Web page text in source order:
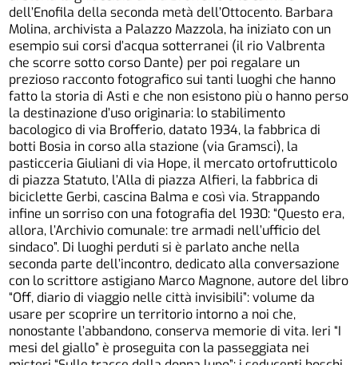
dell’Enofila della seconda metà dell’Ottocento. Barbara
Molina, archivista a Palazzo Mazzola, ha iniziato con un
esempio sui corsi d’acqua sotterranei (il rio Valbrenta
che scorre sotto corso Dante) per poi regalare un
prezioso racconto fotografico sui tanti luoghi che hanno
fatto la storia di Asti e che non esistono più o hanno perso
la destinazione d’uso originaria: lo stabilimento
bacologico di via Brofferio, datato 1934, la fabbrica di
botti Bosia in corso alla stazione (via Gramsci), la
pasticceria Giuliani di via Hope, il mercato ortofrutticolo
di piazza Statuto, l’Alla di piazza Alfieri, la fabbrica di
biciclette Gerbi, cascina Balma e così via. Strappando
infine un sorriso con una fotografia del 1930: “Questo era,
allora, l’Archivio comunale: tre armadi nell’ufficio del
sindaco”. Di luoghi perduti si è parlato anche nella
seconda parte dell’incontro, dedicato alla conversazione
con lo scrittore astigiano Marco Magnone, autore del libro
“Off, diario di viaggio nelle città invisibili”: volume da
usare per scoprire un territorio intorno a noi che,
nonostante l’abbandono, conserva memorie di vita. Ieri “I
mesi del giallo” è proseguita con la passeggiata nei